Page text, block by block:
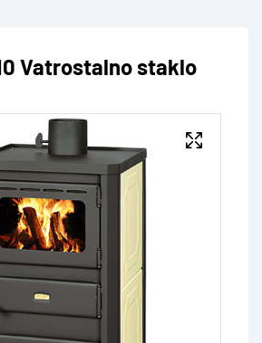
Vatrostalno staklo